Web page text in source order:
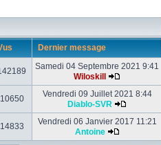
Dernier message
Samedi 04 Septembre 2021 9:41
Wiloskill
10650
Vendredi 09 Juillet 2021 8:44
Diablo-SVR
14833
Vendredi 06 Janvier 2017 11:21
Antoine